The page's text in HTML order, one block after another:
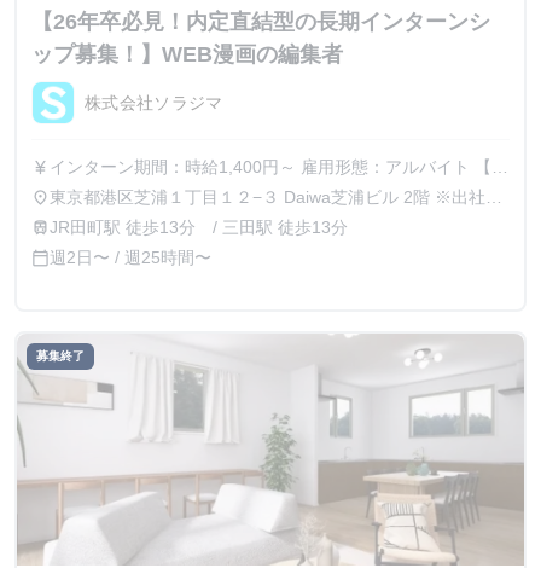
【26年卒必見！内定直結型の長期インターンシ
ップ募集！】WEB漫画の編集者
株式会社ソラジマ
currency_yen インターン期間：時給1,400円～ 雇用形態：アルバイト 【勤
務時間・日数】 ・勤務時間： 11:00～18:30 ・稼働時間：週
25時間以上 ※月・火・金曜のうち週2日以上出社、曜日固定
【福利厚生】 ・ソラの図書室（作品作りに関連した漫画や
《正社員として入社後の給与》 月給￥320,000以上 ※1か月
当たりの固定残業代￥90,000（45時間相当分）を含む。
※45時間を超える残業代は追加で当然別途支給！ ・通勤交
通費（上限なし） ・社員紹介手当 ・昇給：年4回（1月、4
月、7月、12月） ※人事考査に基づき決定、昇給降給あり
・賞与：年2回（6月、12月） ※担当作品の売上に基づいて
インセンティブ支給
place東京都港区芝浦１丁目１２−３ Daiwa芝浦ビル 2階 ※出社指
定日（月・火・金） それ以外の曜日はリモートワーク
※他県からチャレンジされる方は、 弊社選考を通過後、
とも可能です。 (ご経験値次第となるため、必ずしもお約
束できるものでは無いですが、 前向きに検討致しますの
で、是非ご相談ください)
train JR田町駅 徒歩13分 / 三田駅 徒歩13分
calendar_today週2日〜 / 週25時間〜
募集終了